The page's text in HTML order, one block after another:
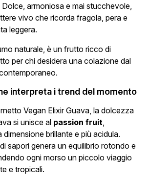
armoniosa e mai stucchevole,
vivo che ricorda fragola, pera e
leggera.
naturale, è un frutto ricco di
per chi desidera una colazione dal
interpreta i trend del momento
Vegan Elixir Guava, la dolcezza
si unisce al passion fruit
dimensione brillante e più acidula.
sapori genera un equilibrio rotondo e
ogni morso un piccolo viaggio
e tropicali.